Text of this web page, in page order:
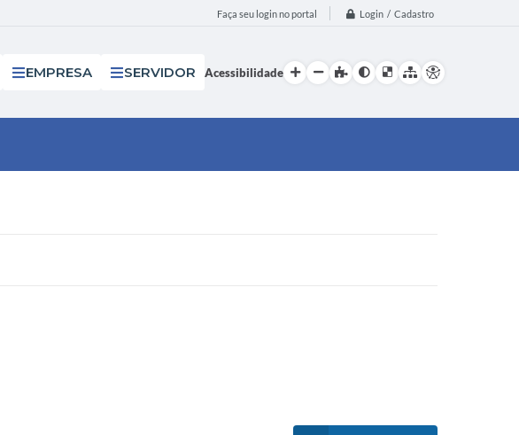
Faça seu login no portal Login / Cadastro
EMPRESA SERVIDOR Acessibilidade